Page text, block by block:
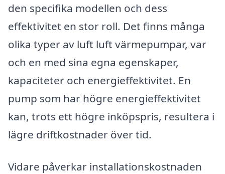
den specifika modellen och dess
effektivitet en stor roll. Det finns många
olika typer av luft luft värmepumpar, var
och en med sina egna egenskaper,
kapaciteter och energieffektivitet. En
pump som har högre energieffektivitet
kan, trots ett högre inköpspris, resultera i
lägre driftkostnader över tid.
Vidare påverkar installationskostnaden